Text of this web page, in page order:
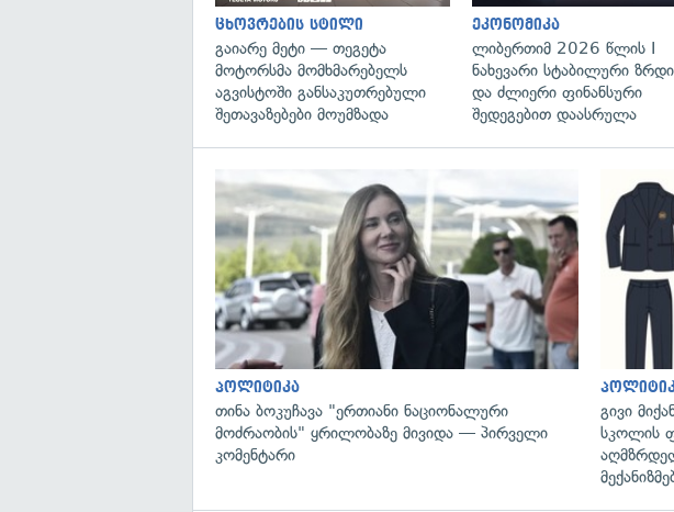
ცხოვრების სტილი
გაიარე მეტი — თეგეტა
მოტორსმა მომხმარებელს
აგვისტოში განსაკუთრებული
შეთავაზებები მოუმზადა
ეკონომიკა
ლიბერთიმ 2026 წლის I
ნახევარი სტაბილური
და ძლიერი ფინანსური
შედეგებით დაასრულა
პოლიტიკა
თინა ბოკუჩავა "ერთიანი ნაციონალური
მოძრაობის" ყრილობაზე მივიდა — პირველი
კომენტარი
გივი
სკოლის